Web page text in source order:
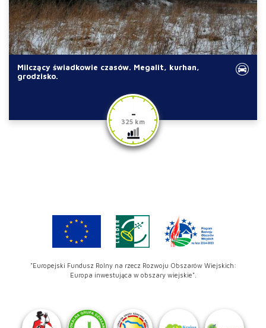
Milczący świadkowie czasów. Megalit, kurhan,
grodzisko.
-
325 km
"Europejski Fundusz Rolny na rzecz Rozwoju Obszarów Wiejskich:
Europa inwestująca w obszary wiejskie".